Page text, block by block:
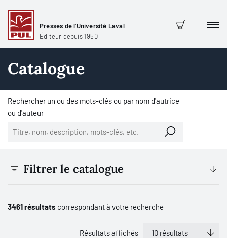
Presses de l'Université Laval
Éditeur depuis 1950
Panier
Catalogue
Rechercher un ou des mots-clés ou par nom d'autrice
ou d'auteur
Filtrer le catalogue
3461 résultats correspondant à votre recherche
Résultats affichés